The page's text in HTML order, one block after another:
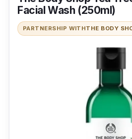
Facial Wash (250ml)
PARTNERSHIP WITHTHE BODY